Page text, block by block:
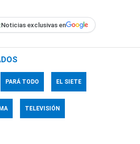
Noticias exclusivas en
PARÁ TODO EL SIETE
TELEVISIÓN